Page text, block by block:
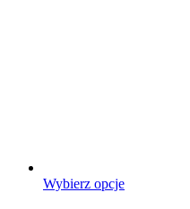
Wybierz opcjeTen